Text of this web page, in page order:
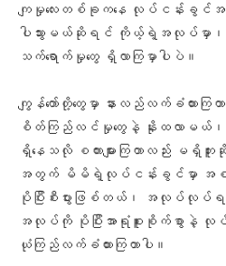
ကျမှုလေးတစ်ခုကနေ လုပ်ငန်းခွင်အထိ
ပါသွားမယ်ဆိုရင် ကိုယ့်ရဲ့အလုပ်မှာ၊ ကျေ
သက်ရောက်မှုတွေ ရှိလာကြမှာပါပဲ။
ကျွန်တော်တို့တွေမှာ နားလည်လက်ခံထား
စိတ်ကြည်လင်မှုတွေနဲ့ နိုးထလာမယ်၊
ရှိနေသလို စကားများကြတာလည်း မ
အတွက် မိမိရဲ့လုပ်ငန်းခွင်မှာ အစ
ပိုပြီးစီးပွားဖြစ်တယ်၊ အလုပ်လုပ်ရတ
အလုပ်ကို ပိုပြီးအာရုံစူးစိုက်စွာနဲ့
ယုံကြည်လက်ခံထားကြတာပါ။